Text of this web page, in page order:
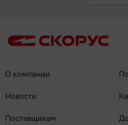
О компании
Новости
Поставщикам